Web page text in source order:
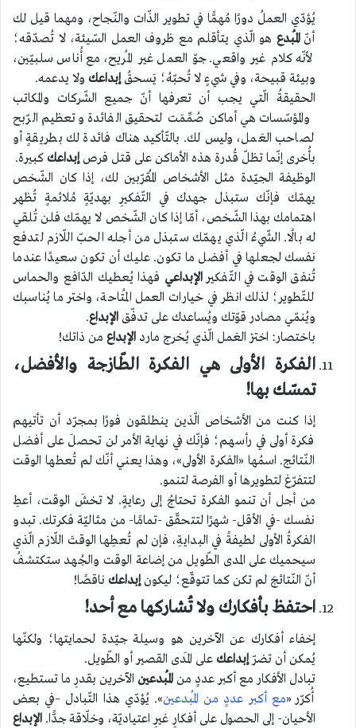
يُؤدّي العملُ دورًا مُهمًّا في تطوير الذّات والنّجاح، ومهما قيل لك
أنّالمُبدع هو الّذي يتأقلم مع ظروف العمل السّيئة، لا تُصدّقه؛
لأنّه كلام غير واقعي. جوّ العمل غير المُريح، مع أُناس سلبيّين،
وبيئة قبيحة، وفي شيءٍ لا تُحبّهُ؛ يَسحقُإبداعك ولا يدعمه.
الحقيقةُ الّتي يجب أن تعرفها أنّ جميع الشّركات والمكاتب
والمؤسّسات هي أماكن صُمِّمَت لتحقيق الفائدة وتعظيم الرّبح
لصاحب العَمل، وليس لك. بالتّأكيد هناك فائدة لك بطريقةٍ أو
بأُخرى إنّما تظلّ قُدرة هذه الأماكن على قتل فرصإبداعك كبيرة.
الوظيفة الجيّدة مثل الأشخاص المُقرّبين لك، إذا كان الشّخص
يهمّك فإنّك ستبذل جهدك في التّفكيرِ بهديّةٍ مُلائمةٍ تُظهر
اهتمامك بهذا الشّخص، أمّا إذا كان الشّخص لا يهمّك فلن تُلقي
له بالًا. الشّيءُ الّذي يهمّك ستبذل من أجله الحبّ اللّازم لتدفع
نفسك لجعلها في أفضل ما تكون. عليك أن تكون سعيدًا عندما
تُنفق الوقت في التّفكير الإبداعي فهذا يُعطيك الدّافع والحماس
للتّطوير؛ لذلك انظر في خيارات العمل المُتاحة، واختر ما يُناسبك
ويُنمّي مصادر قوّتك ويُساعدك على تدفّق الإبداع.
باختصار: اخترْ العَمل الّذي يُخرج مارد الإبداع من ذاتك!
الفكرة الأولى هي الفكرة الطّازجة والأفضل،
تمسّك بها!
إذا كنت من الأشخاص الّذين ينطلقون فورًا بمجرّد أن تأتيهم
فكرة أولى في رأسهم؛ فإنّك في نهاية الأمر لن تحصلَ على أفضل
النّتائج. اسمُها «الفكرة الأولى»، وهذا يعني أنّك لم تُعطها الوقت
لتتفرّغ لتطويرها أو الفرصة لتنمو.
من أجل أن تنمو الفكرة تحتاجُ إلى رعايةٍ. لا تخشَ الوقت، أعطِ
نفسك -في الأقل- شهرًا لتتحقّق -تمامًا- من مثاليّة فكرتك. تبدو
الفكرةُ الأولى لطيفةً في البدايةِ، فإن لم تُعطِها الوقتَ اللّازم الّذي
سيحميك على المدى الطّويل من إضاعة الوقت والجُهد ستكتشفُ
أنّ النّتائجَ لم تكن كما تتوقّع؛ ليكونإبداعك ناقصًا!
احتفظ بأفكارك ولا تُشاركها مع أحد!
إخفاء أفكارك عن الآخرين هو وسيلة جيّدة لحمايتها؛ ولكنّها
يُمكن أن تضرّإبداعك على المَدى القصير أو الطّويل.
تبادل الأفكار مع أكبر عددٍ من المُبدعين الآخرين بقدرِ ما تستطيع،
أُكرّر «مع أكبر عددٍ من المُبدعين». يُؤدّي هذا التّبادل –في بعض
الأحيان- إلى الحصول على أفكارٍ غيرِ اعتياديّة، وخلّاقة جدًّا. الإبداع